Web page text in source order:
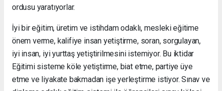
ordusu yaratıyorlar.
İyi bir eğitim, üretim ve istihdam odaklı, mesleki eğitime
önem verme, kalifiye insan yetiştirme, soran, sorgulayan,
iyi insan, iyi yurttaş yetiştirilmesini istemiyor. Bu iktidar
Eğitimi sisteme köle yetiştirme, biat etme, partiye üye
etme ve liyakate bakmadan işe yerleştirme istiyor. Sınav ve